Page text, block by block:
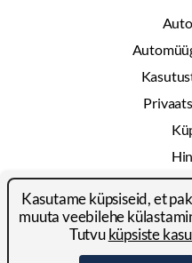
Kasutame küpsiseid, et
muuta veebilehe
Tutvuküpsiste